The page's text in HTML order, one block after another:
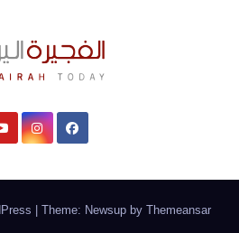
Theme: Newsup by Themeansar